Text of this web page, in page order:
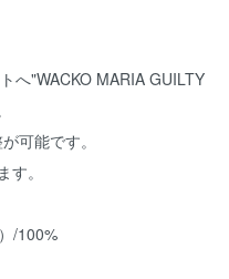
へ"WACKO MARIA GUILTY
可能です。
。
/100%